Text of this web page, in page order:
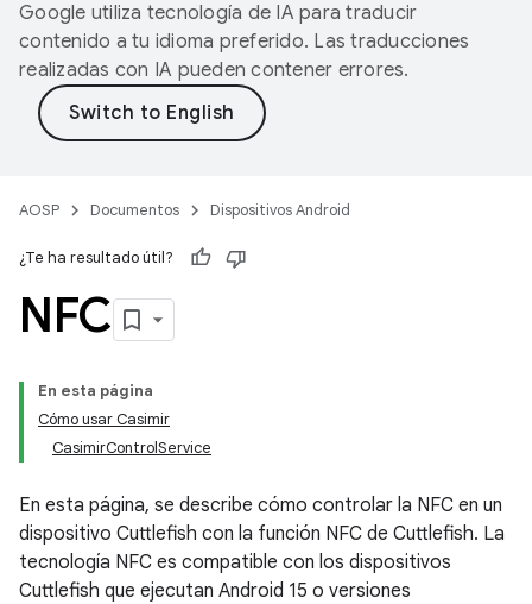
Google utiliza tecnología de IA para traducir
contenido a tu idioma preferido. Las traducciones
realizadas con IA pueden contener errores.
AOSP Documentos Dispositivos Android
¿Te ha resultado útil?
NFC
En esta página
Cómo usar Casimir
CasimirControlService
En esta página, se describe cómo controlar la NFC en un
dispositivo Cuttlefish con la función NFC de Cuttlefish. La
tecnología NFC es compatible con los dispositivos
Cuttlefish que ejecutan Android 15 o versiones